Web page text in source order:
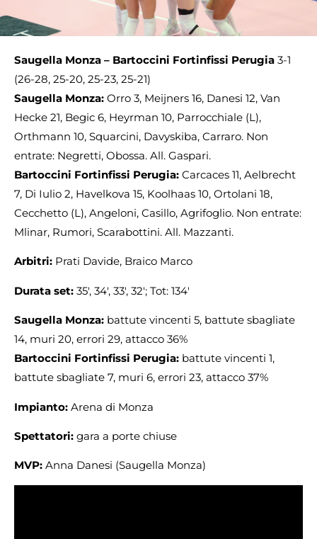
Saugella Monza – Bartoccini Fortinfissi Perugia 3-1
(26-28, 25-20, 25-23, 25-21)
Saugella Monza: Orro 3, Meijners 16, Danesi 12, Van
Hecke 21, Begic 6, Heyrman 10, Parrocchiale (L),
Orthmann 10, Squarcini, Davyskiba, Carraro. Non
entrate: Negretti, Obossa. All. Gaspari.
Bartoccini Fortinfissi Perugia: Carcaces 11, Aelbrecht
7, Di Iulio 2, Havelkova 15, Koolhaas 10, Ortolani 18,
Cecchetto (L), Angeloni, Casillo, Agrifoglio. Non entrate:
Mlinar, Rumori, Scarabottini. All. Mazzanti.
Arbitri: Prati Davide, Braico Marco
Durata set: 35′, 34′, 33′, 32′; Tot: 134′
Saugella Monza: battute vincenti 5, battute sbagliate
14, muri 20, errori 29, attacco 36%
Bartoccini Fortinfissi Perugia: battute vincenti 1,
battute sbagliate 7, muri 6, errori 23, attacco 37%
Impianto: Arena di Monza
Spettatori: gara a porte chiuse
MVP: Anna Danesi (Saugella Monza)